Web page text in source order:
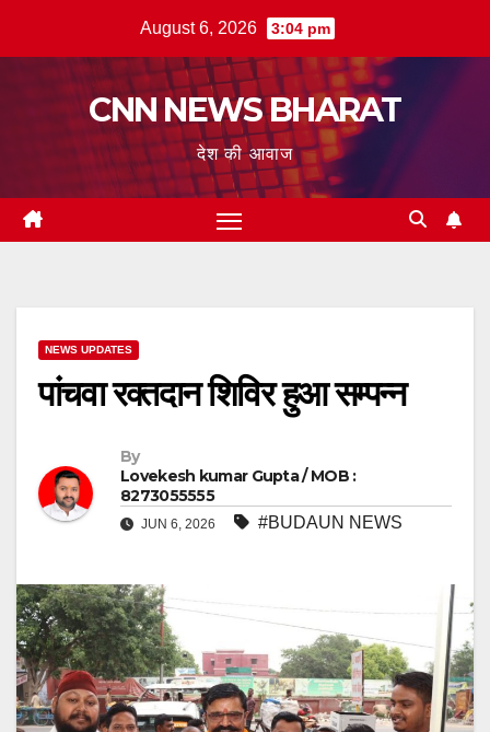
August 6, 2026 3:04 pm
CNN NEWS BHARAT
देश की आवाज
NEWS UPDATES
पांचवा रक्तदान शिविर हुआ सम्पन्न
By
Lovekesh kumar Gupta / MOB :
8273055555
JUN 6, 2026 #BUDAUN NEWS